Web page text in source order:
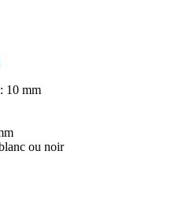
10 mm
ou noir